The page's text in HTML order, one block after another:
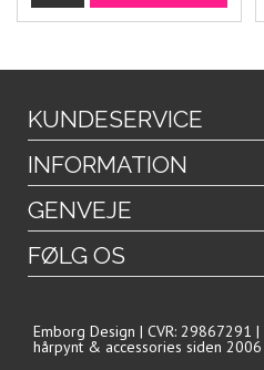
KUNDESERVICE
INFORMATION
GENVEJE
FØLG OS
Emborg Design | CVR:
hårpynt & accessories siden 2006